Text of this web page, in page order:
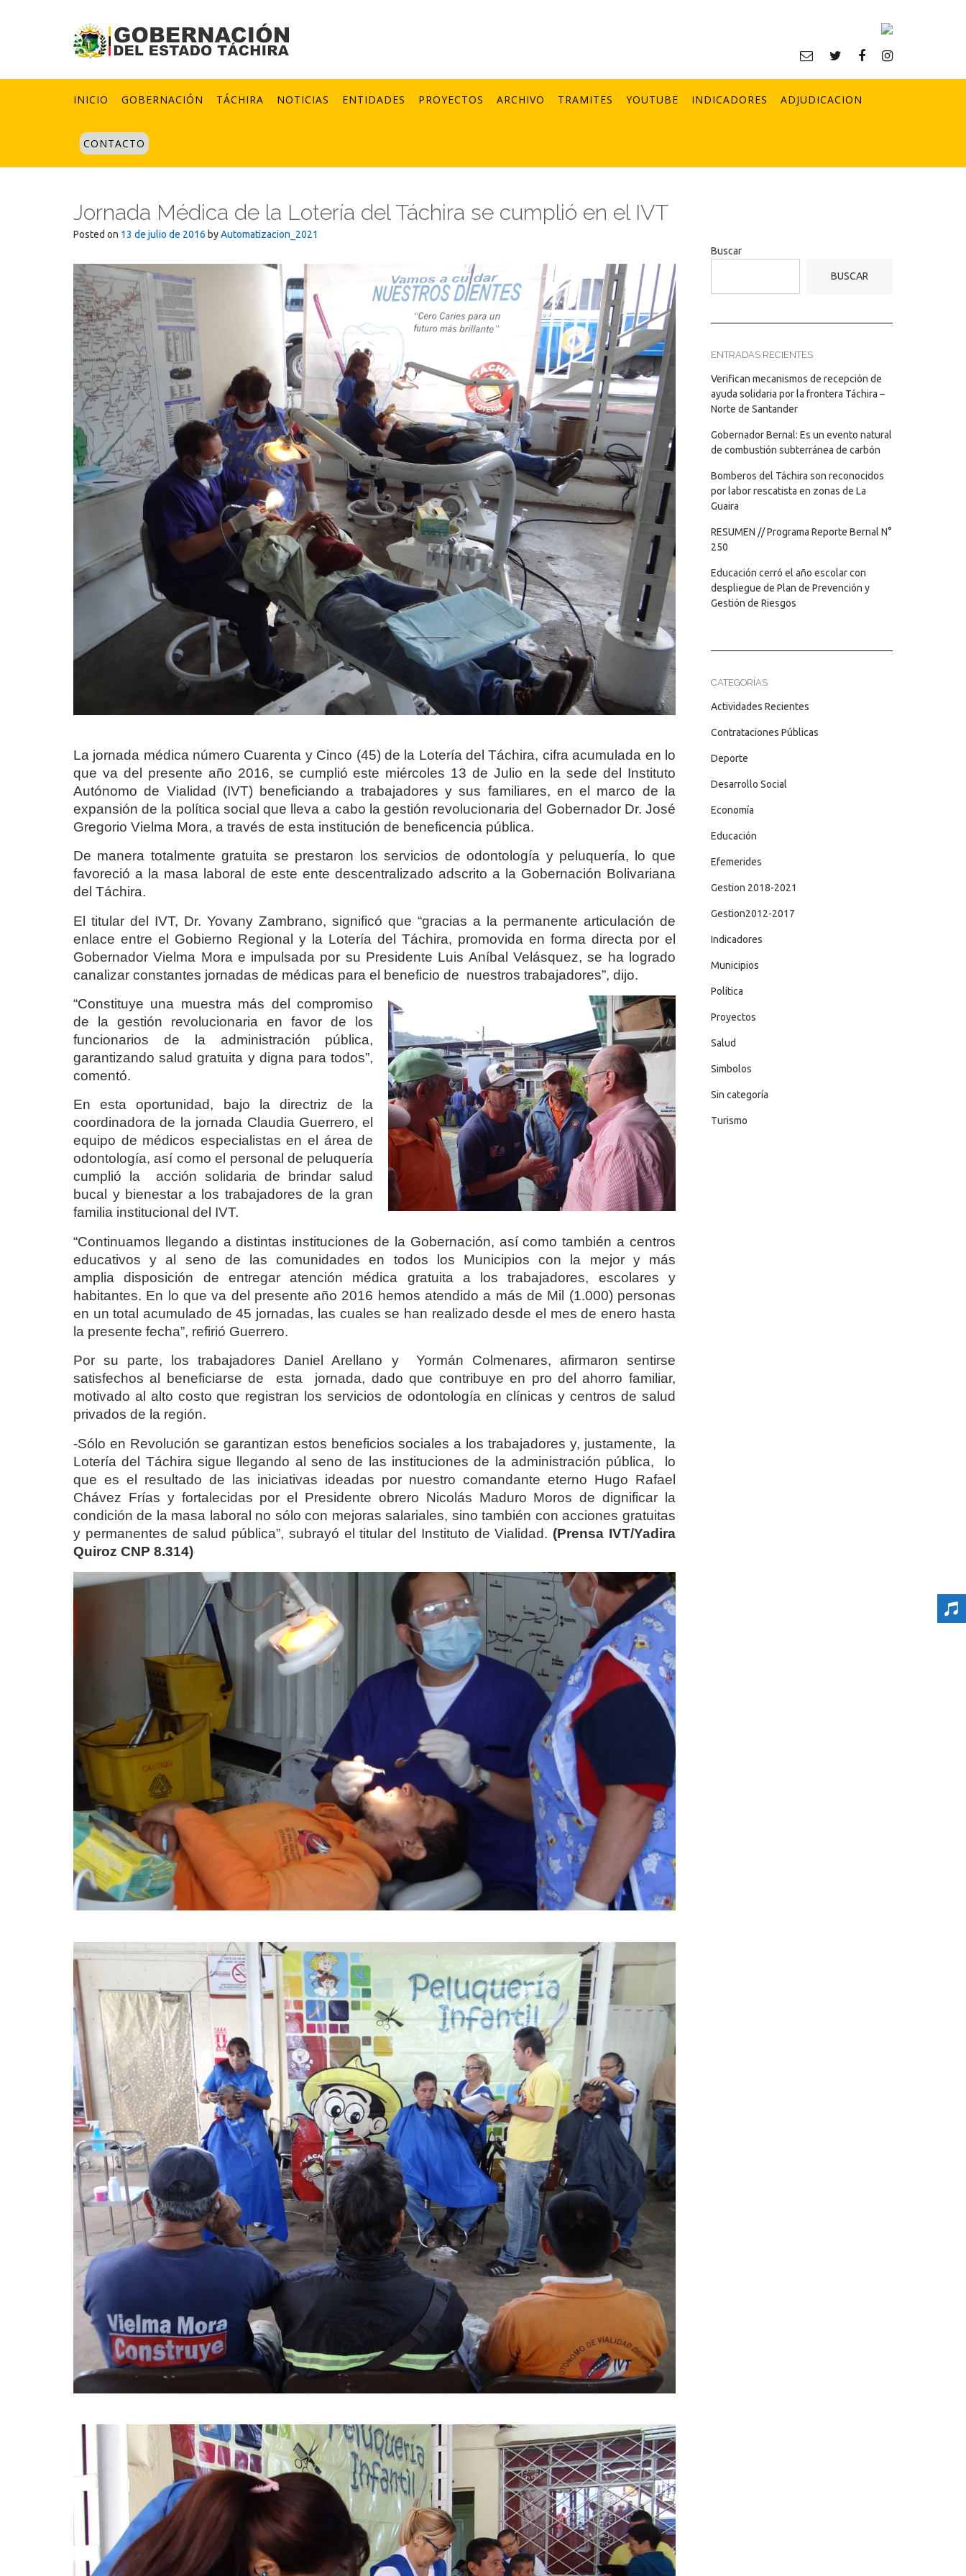
INICIO GOBERNACIÓN TÁCHIRA NOTICIAS ENTIDADES PROYECTOS ARCHIVO TRAMITES YOUTUBE INDICADORES ADJUDICACION
CONTACTO
Jornada Médica de la Lotería del Táchira se cumplió en el IVT
Posted on 13 de julio de 2016 byAutomatizacion_2021
La jornada médica número Cuarenta y Cinco (45) de la Lotería del Táchira, cifra acumulada en lo
que va del presente año 2016, se cumplió este miércoles 13 de Julio en la sede del Instituto
Autónomo de Vialidad (IVT) beneficiando a trabajadores y sus familiares, en el marco de la
expansión de la política social que lleva a cabo la gestión revolucionaria del Gobernador Dr. José
Gregorio Vielma Mora, a través de esta institución de beneficencia pública.
De manera totalmente gratuita se prestaron los servicios de odontología y peluquería, lo que
favoreció a la masa laboral de este ente descentralizado adscrito a la Gobernación Bolivariana
del Táchira.
El titular del IVT, Dr. Yovany Zambrano, significó que “gracias a la permanente articulación de
enlace entre el Gobierno Regional y la Lotería del Táchira, promovida en forma directa por el
Gobernador Vielma Mora e impulsada por su Presidente Luis Aníbal Velásquez, se ha logrado
canalizar constantes jornadas de médicas para el beneficio de nuestros trabajadores”, dijo.
“Constituye una muestra más del compromiso
de la gestión revolucionaria en favor de los
funcionarios de la administración pública,
garantizando salud gratuita y digna para todos”,
comentó.
En esta oportunidad, bajo la directriz de la
coordinadora de la jornada Claudia Guerrero, el
equipo de médicos especialistas en el área de
odontología, así como el personal de peluquería
cumplió la acción solidaria de brindar salud
bucal y bienestar a los trabajadores de la gran
familia institucional del IVT.
“Continuamos llegando a distintas instituciones de la Gobernación, así como también a centros
educativos y al seno de las comunidades en todos los Municipios con la mejor y más
amplia disposición de entregar atención médica gratuita a los trabajadores, escolares y
habitantes. En lo que va del presente año 2016 hemos atendido a más de Mil (1.000) personas
en un total acumulado de 45 jornadas, las cuales se han realizado desde el mes de enero hasta
la presente fecha”, refirió Guerrero.
Por su parte, los trabajadores Daniel Arellano y Yormán Colmenares, afirmaron sentirse
satisfechos al beneficiarse de esta jornada, dado que contribuye en pro del ahorro familiar,
motivado al alto costo que registran los servicios de odontología en clínicas y centros de salud
privados de la región.
-Sólo en Revolución se garantizan estos beneficios sociales a los trabajadores y, justamente, la
Lotería del Táchira sigue llegando al seno de las instituciones de la administración pública, lo
que es el resultado de las iniciativas ideadas por nuestro comandante eterno Hugo Rafael
Chávez Frías y fortalecidas por el Presidente obrero Nicolás Maduro Moros de dignificar la
condición de la masa laboral no sólo con mejoras salariales, sino también con acciones gratuitas
y permanentes de salud pública”, subrayó el titular del Instituto de Vialidad. (Prensa IVT/Yadira
Quiroz CNP 8.314)
Buscar
BUSCAR
ENTRADAS RECIENTES
Verifican mecanismos de recepción de
ayuda solidaria por la frontera Táchira –
Norte de Santander
Gobernador Bernal: Es un evento natural
de combustión subterránea de carbón
Bomberos del Táchira son reconocidos
por labor rescatista en zonas de La
Guaira
RESUMEN // Programa Reporte Bernal N°
250
Educación cerró el año escolar con
despliegue de Plan de Prevención y
Gestión de Riesgos
CATEGORÍAS
Actividades Recientes
Contrataciones Públicas
Deporte
Desarrollo Social
Economía
Educación
Efemerides
Gestion 2018-2021
Gestion2012-2017
Indicadores
Municipios
Política
Proyectos
Salud
Simbolos
Sin categoría
Turismo